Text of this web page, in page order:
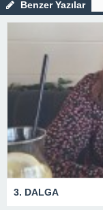
Benzer Yazılar
3. DALGA